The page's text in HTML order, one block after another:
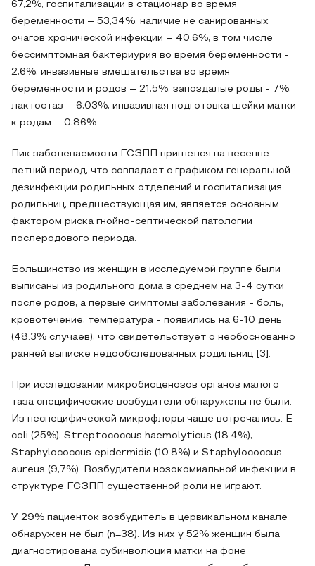
67,2%, госпитализации в стационар во время
беременности – 53,34%, наличие не санированных
очагов хронической инфекции – 40,6%, в том числе
бессимптомная бактериурия во время беременности -
2,6%, инвазивные вмешательства во время
беременности и родов – 21,5%, запоздалые роды - 7%,
лактостаз – 6,03%, инвазивная подготовка шейки матки
к родам – 0,86%.
Пик заболеваемости ГСЗПП пришелся на весенне-
летний период, что совпадает с графиком генеральной
дезинфекции родильных отделений и госпитализация
родильниц, предшествующая им, является основным
фактором риска гнойно-септической патологии
послеродового периода.
Большинство из женщин в исследуемой группе были
выписаны из родильного дома в среднем на 3-4 сутки
после родов, а первые симптомы заболевания - боль,
кровотечение, температура - появились на 6-10 день
(48.3% случаев), что свидетельствует о необоснованно
ранней выписке недообследованных родильниц [3].
При исследовании микробиоценозов органов малого
таза специфические возбудители обнаружены не были.
Из неспецифической микрофлоры чаще встречались: Е
coli (25%), Streptococcus haemolyticus (18.4%),
Staphylococcus epidermidis (10.8%) и Staphylococcus
aureus (9,7%). Возбудители нозокомиальной инфекции в
структуре ГСЗПП существенной роли не играют.
У 29% пациенток возбудитель в цервикальном канале
обнаружен не был (n=38). Из них у 52% женщин была
диагностирована субинволюция матки на фоне